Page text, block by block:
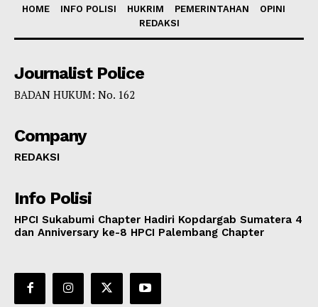
HOME INFO POLISI HUKRIM PEMERINTAHAN
OPINI
REDAKSI
Journalist Police
BADAN HUKUM: No. 162
Company
REDAKSI
Info Polisi
HPCI Sukabumi Chapter Hadiri Kopdargab Sumatera 4
dan Anniversary ke-8 HPCI Palembang Chapter